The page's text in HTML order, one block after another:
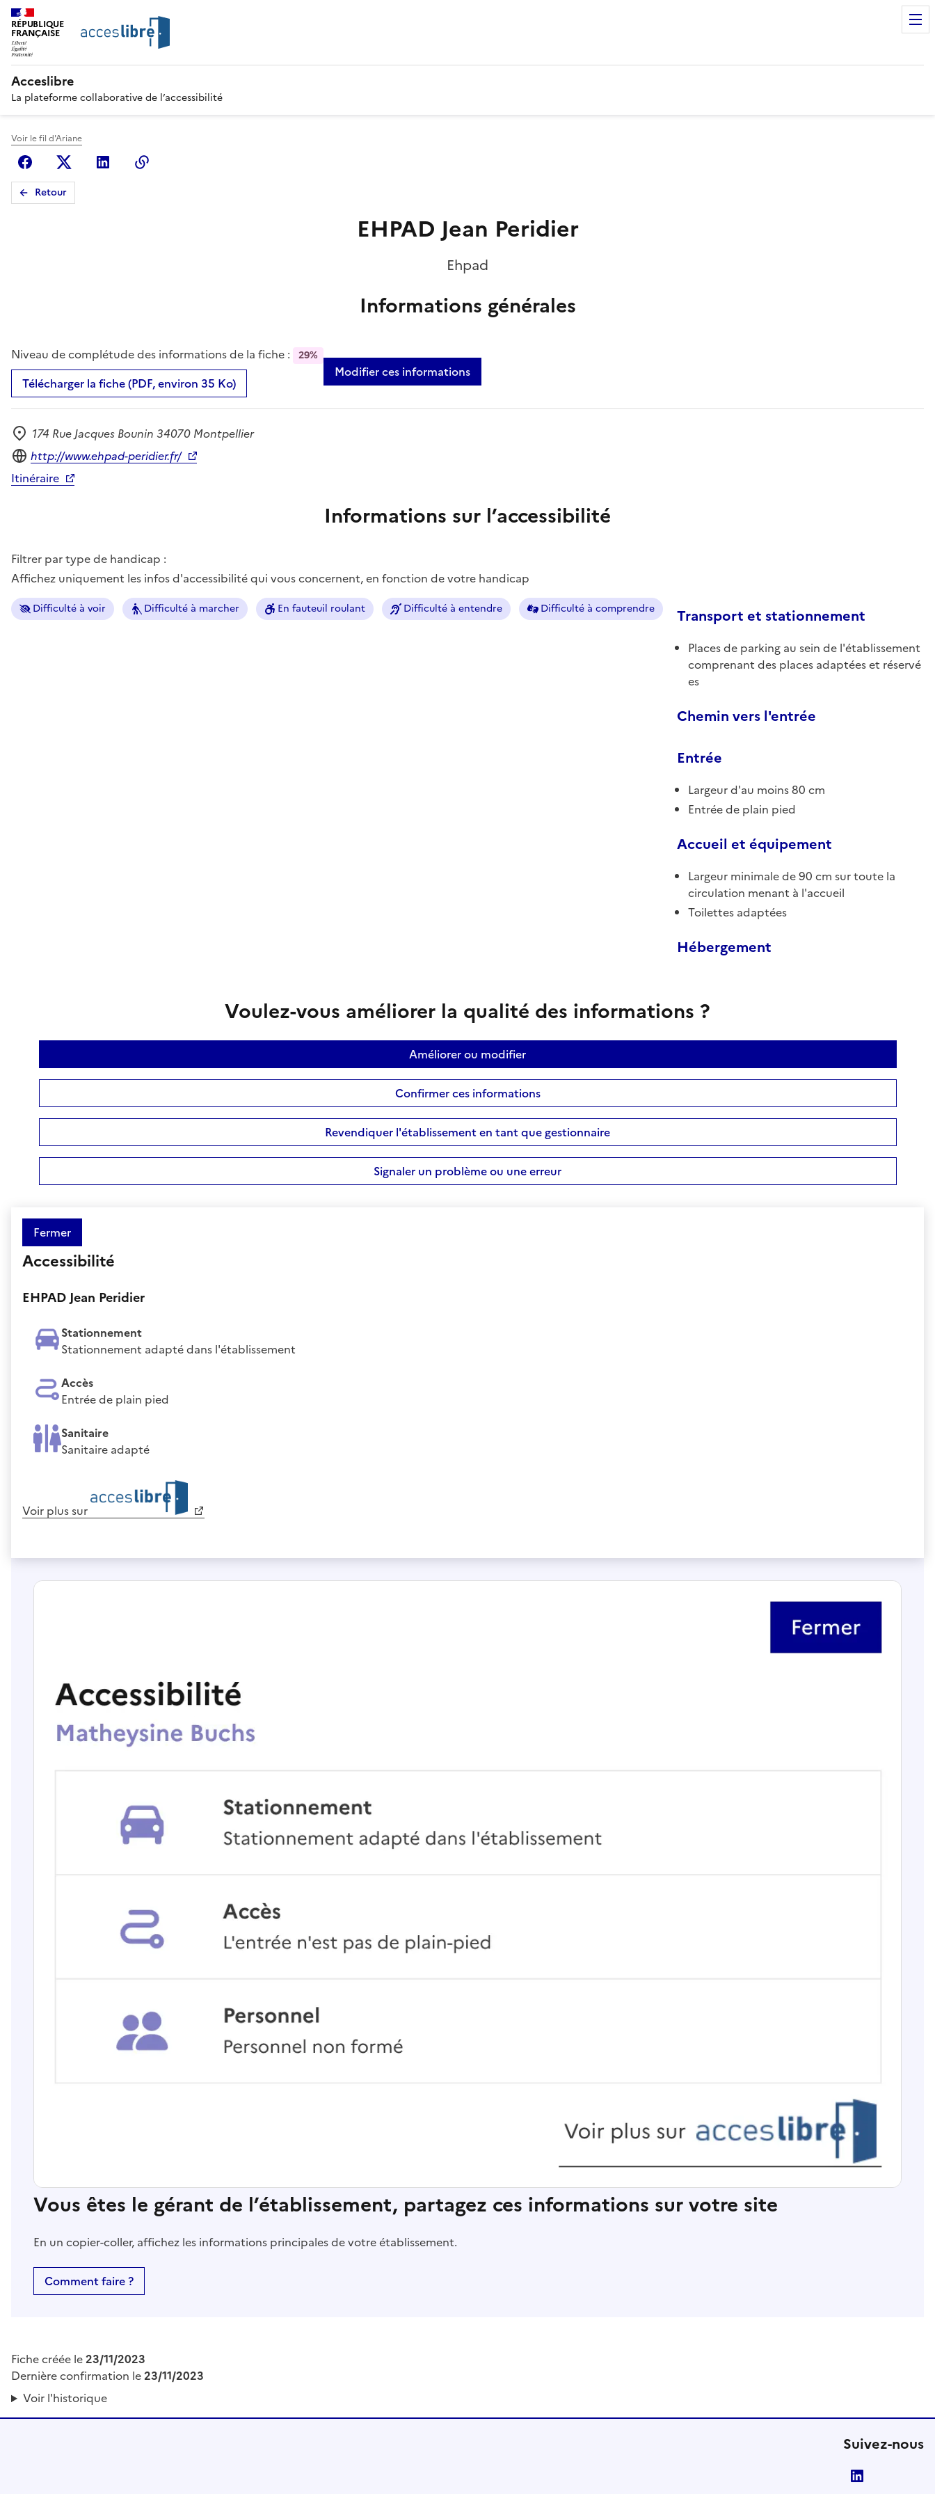
RÉPUBLIQUE
FRANÇAISE
Acceslibre
La plateforme collaborative de l’accessibilité
Voir le fil d'Ariane
FacebookX (anciennement Twitter)
Linkedin
Retour
EHPAD Jean Peridier
Ehpad
Informations générales
Niveau de complétude des informations de la fiche : 29%
Télécharger la fiche (PDF, environ 35 Ko)
Modifier ces informations
Adresse
174 Rue Jacques Bounin 34070 Montpellier
Site internet
http://www.ehpad-peridier.fr/
Itinéraire
Informations sur l’accessibilité
Filtrer par type de handicap :
Affichez uniquement les infos d'accessibilité qui vous concernent, en fonction de votre handicap
Difficulté à voir Difficulté à marcher En fauteuil roulant Difficulté à entendre Difficulté à comprendre Transport et stationnement
Places de parking au sein de l'établissement
comprenant des places adaptées et réservé
es
Chemin vers l'entrée
Entrée
Largeur d'au moins 80 cm
Entrée de plain pied
Accueil et équipement
Largeur minimale de 90 cm sur toute la
circulation menant à l'accueil
Toilettes adaptées
Hébergement
Voulez-vous améliorer la qualité des informations ?
Améliorer ou modifier
Confirmer ces informations
Revendiquer l'établissement en tant que gestionnaire
Signaler un problème ou une erreur
Fermer
Accessibilité
EHPAD Jean Peridier
Stationnement
Stationnement adapté dans l'établissement
Accès
Entrée de plain pied
Sanitaire
Sanitaire adapté
Voir plus sur
Vous êtes le gérant de l’établissement, partagez ces informations sur votre site
En un copier-coller, affichez les informations principales de votre établissement.
Comment faire ?
Fiche créée le23/11/2023
Dernière confirmation le23/11/2023
Voir l'historique
Suivez-nous